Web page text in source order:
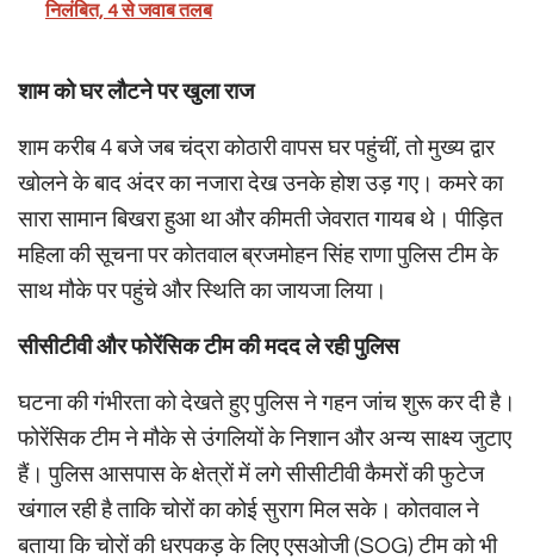
निलंबित, 4 से जवाब तलब
शाम को घर लौटने पर खुला राज
शाम करीब 4 बजे जब चंद्रा कोठारी वापस घर पहुंचीं, तो मुख्य द्वार
खोलने के बाद अंदर का नजारा देख उनके होश उड़ गए। कमरे का
सारा सामान बिखरा हुआ था और कीमती जेवरात गायब थे। पीड़ित
महिला की सूचना पर कोतवाल ब्रजमोहन सिंह राणा पुलिस टीम के
साथ मौके पर पहुंचे और स्थिति का जायजा लिया।
सीसीटीवी और फोरेंसिक टीम की मदद ले रही पुलिस
घटना की गंभीरता को देखते हुए पुलिस ने गहन जांच शुरू कर दी है।
फोरेंसिक टीम ने मौके से उंगलियों के निशान और अन्य साक्ष्य जुटाए
हैं। पुलिस आसपास के क्षेत्रों में लगे सीसीटीवी कैमरों की फुटेज
खंगाल रही है ताकि चोरों का कोई सुराग मिल सके। कोतवाल ने
बताया कि चोरों की धरपकड़ के लिए एसओजी (SOG) टीम को भी